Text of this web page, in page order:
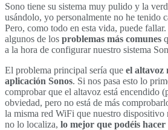
Sono tiene su sistema muy pulido y la
usándolo, yo personalmente no he tenido
Pero, como todo en esta vida, puede
algunos de los problemas más comunes
a la hora de configurar nuestro sistema
El problema principal sería que el altavoz
aplicación Sonos. Si nos pasa esto lo
comprobar que el altavoz está encendido
obviedad, pero no está de más
la misma red WiFi que nuestro
no lo localiza, lo mejor que podéis hacer